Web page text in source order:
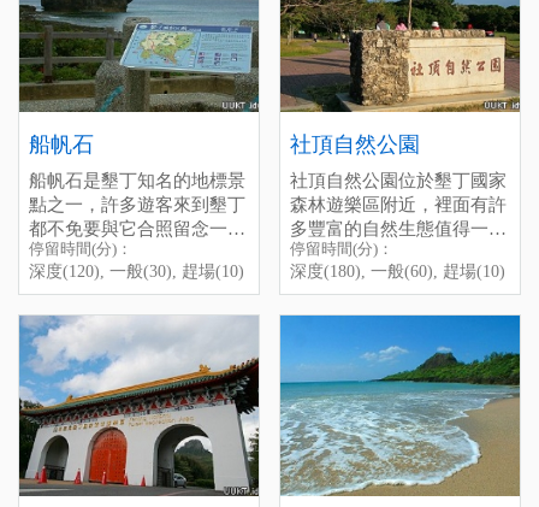
船帆石
船帆石是墾丁知名的地標景
點之一，許多遊客來到墾丁
都不免要與它合照留念一
番，它是由附近台地所滾落
的珊瑚礁，高約18公尺，非
常巨大，狀似一艘即將揚起
的帆船，故以此命名。
這裡除了有沙灘可以戲水，
海底的生態也相當豐富，經
常可以看見成群的魚隻肆意
地在海底漫遊的景象，是個
相當適合浮潛的地點。另
外，值得一提的是，由於此
地放眼望去即是一望無際的
海景，在黃昏時，有時船帆
石也是個能夠欣賞到絕美夕
陽的好景點哦！
Chunfan Rock
"Chunfan Rock" is Iocated at
south of Kenting main street,
it is one of the most weII-
known spots in Kenting, the
停留時間(分)：
深度(120), 一般(30), 趕場(10)
社頂自然公園
社頂自然公園位於墾丁國家
森林遊樂區附近，裡面有許
多豐富的自然生態值得一
覽，包含難得一見的螢光
蕈，只有在夏季大雨過後才
看得到，會在夜晚發光，非
園內的凌霄亭也是著名的賞
鷹景點，可以看見赤腹鷹過
境出海的壯觀場面。偶爾，
在社頂公園內還能看見野生
的梅花鹿呢！
目前社頂自然公園主要由社
頂部落發展協會維護，他們
程，也積極地從事棲地營
造，像是黃裳鳳蝶、條背
螢……等等，致力維護社頂
的生態多樣性，是台灣社區
營造的成功範例之一。
Sheding Park is Iocated next
to the Kenting Forest
Recreation Area, the ecoIogy
there is abundant, you can
停留時間(分)：
深度(180), 一般(60), 趕場(10)